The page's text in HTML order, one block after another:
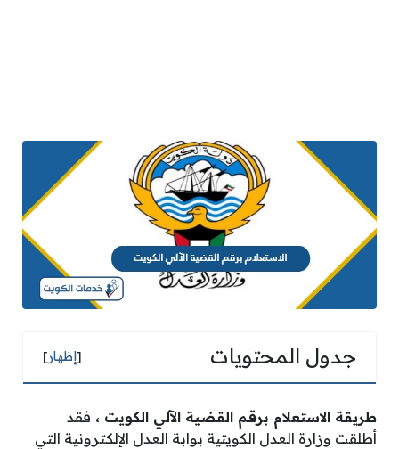
جدول المحتويات [إظهار]
طريقة الاستعلام برقم القضية الآلي الكويت ، فقد
أطلقت وزارة العدل الكويتية بوابة العدل الإلكترونية التي